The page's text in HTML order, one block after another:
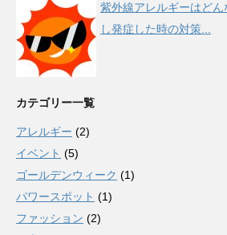
紫外線アレルギーはど
し発症した時の対策...
カテゴリー一覧
アレルギー (2)
イベント (5)
ゴールデンウィーク (1)
パワースポット (1)
ファッション (2)